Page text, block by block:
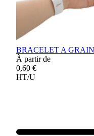
BRACELET A
À partir de
0,60 €
HT/U